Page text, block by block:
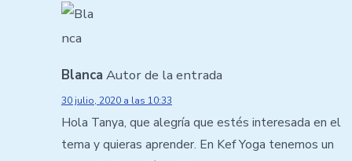
Blanca Autor de la entrada
30 julio, 2020 a las 10:33
Hola Tanya, que alegría que estés interesada en el
tema y quieras aprender. En Kef Yoga tenemos un